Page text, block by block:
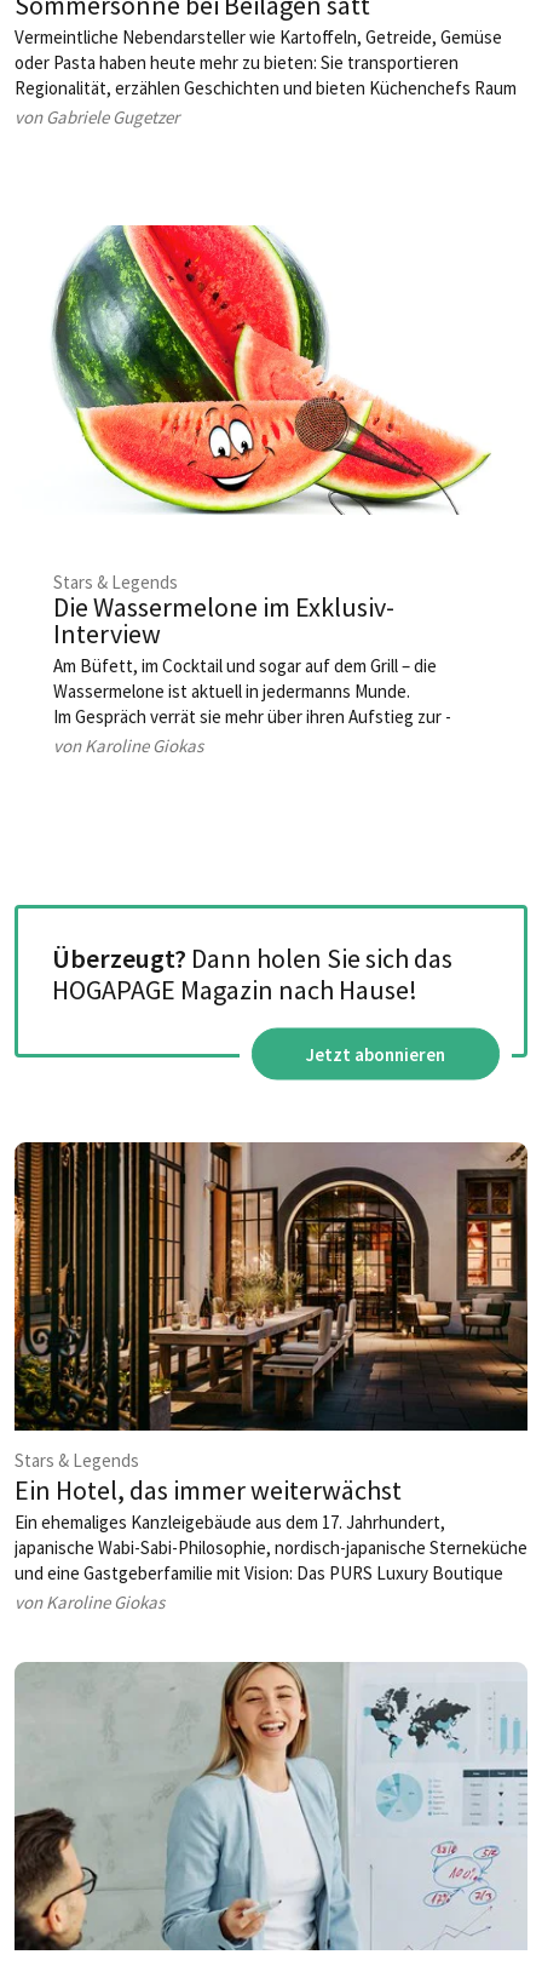
Vermeintliche Nebendarsteller wie Kartoffeln, Getreide, Gemüse
oder Pasta haben heute mehr zu bieten: Sie transportieren
Regionalität, erzählen Geschichten und bieten Küchenchefs Raum
für Kreativität. Welche Ideen sorgen derzeit auf den Tellern und
von Gabriele Gugetzer
Stars & Legends
Die Wassermelone im Exklusiv-
Interview
Am Büfett, im Cocktail und sogar auf dem Grill – die
Wassermelone ist aktuell in jedermanns Munde.
Im Gespräch verrät sie mehr über ihren Aufstieg zur ­
beliebtesten Sommerfrucht der Welt.
von Karoline Giokas
Überzeugt? Dann holen Sie sich das
HOGAPAGE Magazin nach Hause!
Jetzt abonnieren
Stars & Legends
Ein Hotel, das immer weiterwächst
Ein ehemaliges Kanzleigebäude aus dem 17. Jahrhundert,
japanische Wabi-Sabi-Philosophie, nordisch-japanische Sterneküche
und eine Gastgeberfamilie mit Vision: Das PURS Luxury Boutique
Hotel & Restaurant in Andernach ist vieles zugleich –
und treiben die Entwicklung des gesamten Areals rund um das
PURS ­konsequent weiter voran.
von Karoline Giokas